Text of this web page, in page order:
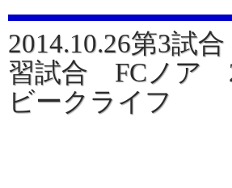
2014.10.26第3試
習試合 FCノア
ビークライフ